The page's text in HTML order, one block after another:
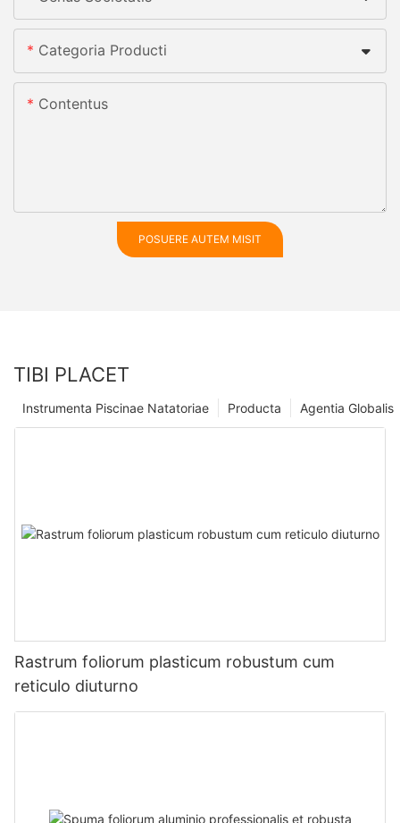
Categoria Producti
Contentus
POSUERE AUTEM MISIT
TIBI PLACET
Agentia Globalis
Producta
Instrumenta Piscinae Natatoriae
Rastrum foliorum plasticum robustum cum
reticulo diuturno